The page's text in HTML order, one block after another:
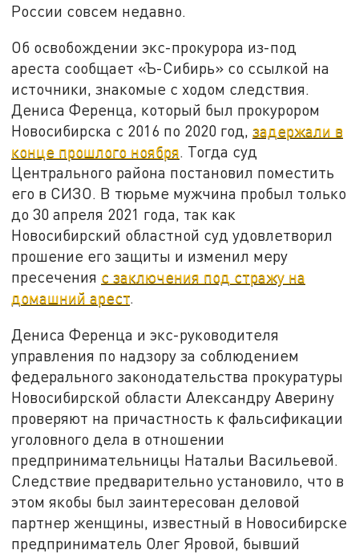
России совсем недавно.
Об освобождении экс-прокурора из-под
ареста сообщает «Ъ-Сибирь» со ссылкой на
источники, знакомые с ходом следствия.
Дениса Ференца, который был прокурором
Новосибирска с 2016 по 2020 год,задержали в
конце прошлого ноября. Тогда суд
Центрального района постановил поместить
его в СИЗО. В тюрьме мужчина пробыл только
до 30 апреля 2021 года, так как
Новосибирский областной суд удовлетворил
прошение его защиты и изменил меру
пресечения с заключения под стражу на
домашний арест.
Дениса Ференца и экс-руководителя
управления по надзору за соблюдением
федерального законодательства прокуратуры
Новосибирской области Александру Аверину
проверяют на причастность к фальсификации
уголовного дела в отношении
предпринимательницы Натальи Васильевой.
Следствие предварительно установило, что в
этом якобы был заинтересован деловой
партнер женщины, известный в Новосибирске
предприниматель Олег Яровой, бывший